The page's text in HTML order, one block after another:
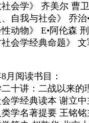
社会学》 齐美尔 曹
、自我与社会》 乔
性动物》 E•阿伦森
社会学经典命题》
月阅读书目：
十讲：二战以来的
学经典读本 谢立
学名著提要 王铭